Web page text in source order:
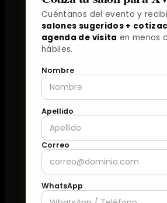
Cuéntanos del evento y
salones sugeridos +
agenda de visita en menos
hábiles.
Nombre
Apellido
Correo
WhatsApp